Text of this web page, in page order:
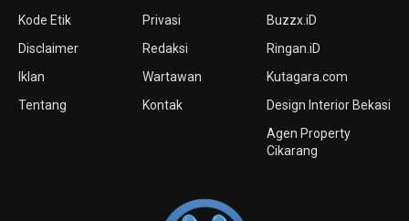
Kode Etik
Disclaimer
Iklan
Tentang
Privasi
Redaksi
Wartawan
Kontak
Buzzx.iD
Ringan.iD
Kutagara.com
Design Interior Bekasi
Agen Property
Cikarang